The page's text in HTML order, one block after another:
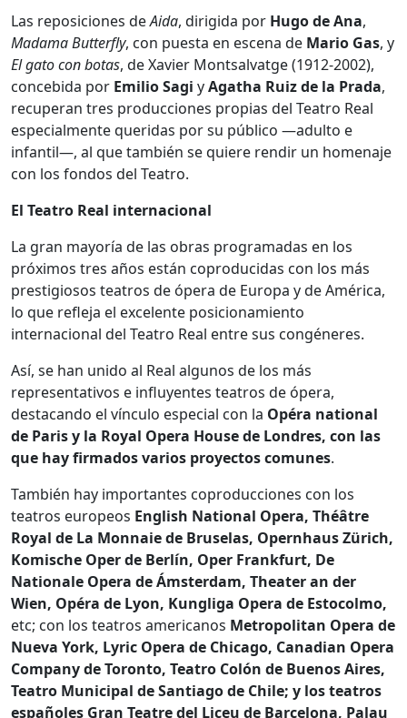
Las reposiciones deAida, dirigida por Hugo de Ana,
Madama Butterfly, con puesta en escena de Mario Gas, y
El gato con botas, de Xavier Montsalvatge (1912-2002),
concebida por Emilio Sagi yAgatha Ruiz de la Prada,
recuperan tres producciones propias del Teatro Real
especialmente queridas por su público —adulto e
infantil—, al que también se quiere rendir un homenaje
con los fondos del Teatro.
El Teatro Real internacional
La gran mayoría de las obras programadas en los
próximos tres años están coproducidas con los más
prestigiosos teatros de ópera de Europa y de América,
lo que refleja el excelente posicionamiento
internacional del Teatro Real entre sus congéneres.
Así, se han unido al Real algunos de los más
representativos e influyentes teatros de ópera,
destacando el vínculo especial con la Opéra national
de Paris y la Royal Opera House de Londres, con las
que hay firmados varios proyectos comunes.
También hay importantes coproducciones con los
teatros europeos English National Opera, Théâtre
Royal de La Monnaie de Bruselas, Opernhaus Zürich,
Komische Oper de Berlín, Oper Frankfurt, De
Nationale Opera de Ámsterdam, Theater an der
Wien, Opéra de Lyon, Kungliga Opera de Estocolmo,
etc; con los teatros americanos Metropolitan Opera de
Nueva York, Lyric Opera de Chicago, Canadian Opera
Company de Toronto, Teatro Colón de Buenos Aires,
Teatro Municipal de Santiago de Chile; y los teatros
españoles Gran Teatre del Liceu de Barcelona, Palau